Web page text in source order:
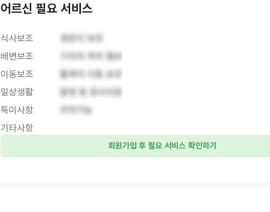
어르신 필요 서비스
식사보조
경관식 보조
배변보조
기저귀 케어 필요
이동보조
휠체어 이동 보조
일상생활
말벗 등 정서지원
특이사항
주차가능
기타사항
회원가입 후 필요 서비스 확인하기